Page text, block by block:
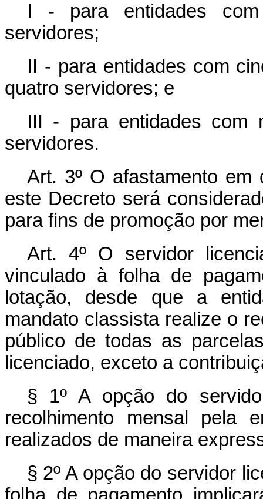
I - para entidades
servidores;
II - para entidades com
quatro servidores; e
III - para entidades com
servidores.
Art. 3º O afastamento
este Decreto será
para fins de promoção por
Art. 4º O servidor
vinculado à folha de
lotação, desde que a
mandato classista realize o
público de todas as
licenciado, exceto a
§ 1º A opção do
recolhimento mensal pela
realizados de maneira
§ 2º A opção do servidor